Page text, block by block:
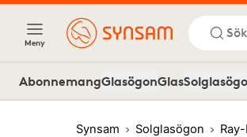
Meny
AbonnemangGlasögonGlas
Synsam Solglasögon